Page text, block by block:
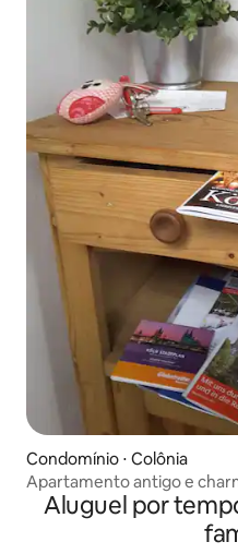
Condomínio ⋅ Colônia
Apartamento antigo e
Aluguel por